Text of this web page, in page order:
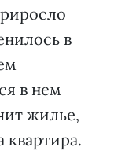
в
в нем
жилье,
квартира.